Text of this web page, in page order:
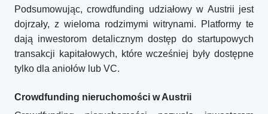
Podsumowując, crowdfunding udziałowy w Austrii jest
dojrzały, z wieloma rodzimymi witrynami. Platformy te
dają inwestorom detalicznym dostęp do startupowych
transakcji kapitałowych, które wcześniej były dostępne
tylko dla aniołów lub VC.
Crowdfunding nieruchomości w Austrii